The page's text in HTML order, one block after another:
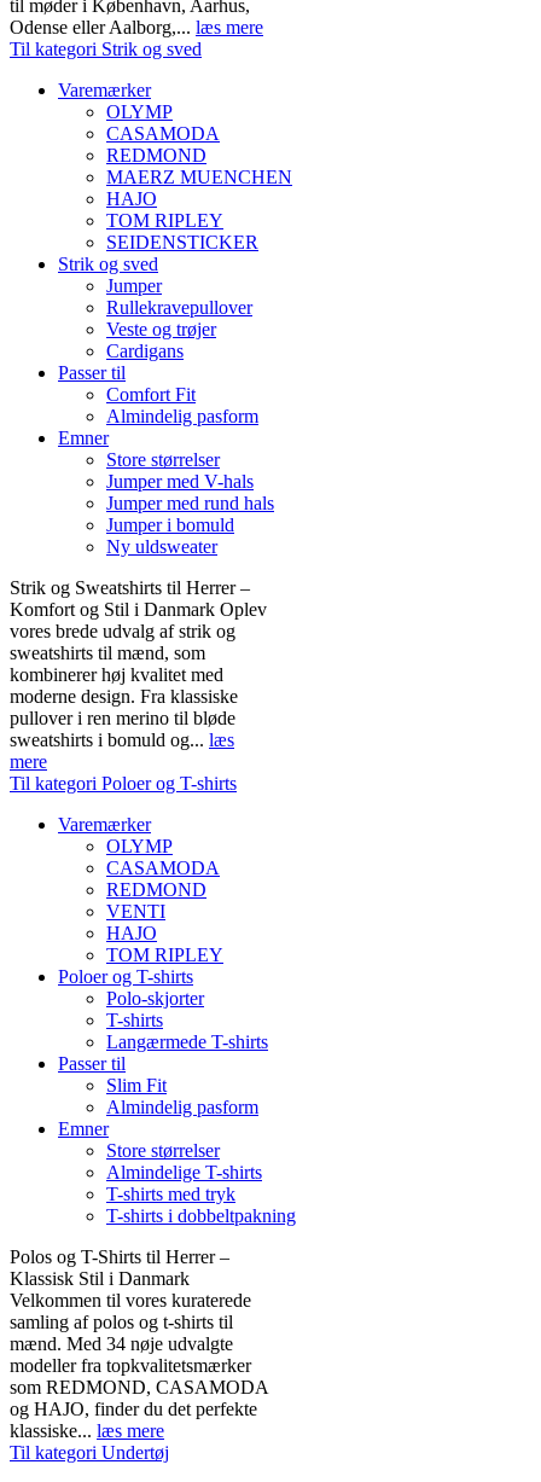
til møder i København, Aarhus,
Odense eller Aalborg,... læs mere
Til kategori Strik og sved
Varemærker
OLYMP
CASAMODA
REDMOND
MAERZ MUENCHEN
HAJO
TOM RIPLEY
SEIDENSTICKER
Strik og sved
Jumper
Rullekravepullover
Veste og trøjer
Cardigans
Passer til
Comfort Fit
Almindelig pasform
Emner
Store størrelser
Jumper med V-hals
Jumper med rund hals
Jumper i bomuld
Ny uldsweater
Strik og Sweatshirts til Herrer –
Komfort og Stil i Danmark Oplev
vores brede udvalg af strik og
sweatshirts til mænd, som
kombinerer høj kvalitet med
moderne design. Fra klassiske
pullover i ren merino til bløde
sweatshirts i bomuld og... læs
mere
Til kategori Poloer og T-shirts
Varemærker
OLYMP
CASAMODA
REDMOND
VENTI
HAJO
TOM RIPLEY
Poloer og T-shirts
Polo-skjorter
T-shirts
Langærmede T-shirts
Passer til
Slim Fit
Almindelig pasform
Emner
Store størrelser
Almindelige T-shirts
T-shirts med tryk
T-shirts i dobbeltpakning
Polos og T-Shirts til Herrer –
Klassisk Stil i Danmark
Velkommen til vores kuraterede
samling af polos og t-shirts til
mænd. Med 34 nøje udvalgte
modeller fra topkvalitetsmærker
som REDMOND, CASAMODA
og HAJO, finder du det perfekte
klassiske... læs mere
Til kategori Undertøj